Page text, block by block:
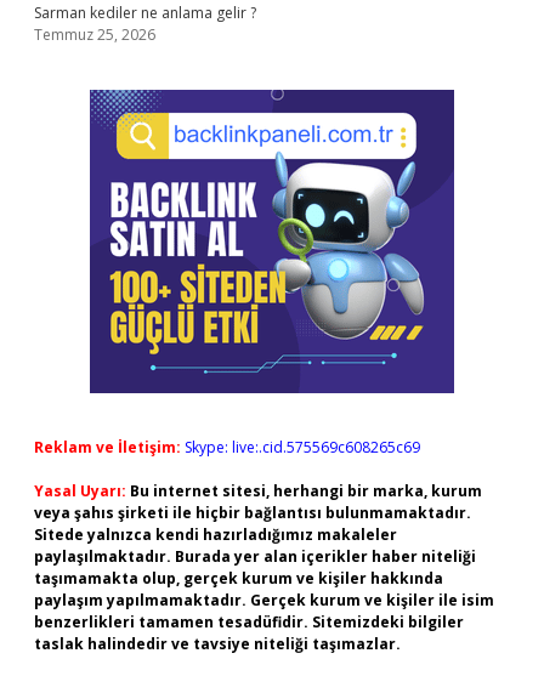
Sarman kediler ne anlama gelir ?
Temmuz 25, 2026
Reklam ve İletişim: Skype: live:.cid.575569c608265c69
Yasal Uyarı: Bu internet sitesi, herhangi bir marka, kurum
veya şahıs şirketi ile hiçbir bağlantısı bulunmamaktadır.
Sitede yalnızca kendi hazırladığımız makaleler
paylaşılmaktadır. Burada yer alan içerikler haber niteliği
taşımamakta olup, gerçek kurum ve kişiler hakkında
paylaşım yapılmamaktadır. Gerçek kurum ve kişiler ile isim
benzerlikleri tamamen tesadüfidir. Sitemizdeki bilgiler
taslak halindedir ve tavsiye niteliği taşımazlar.